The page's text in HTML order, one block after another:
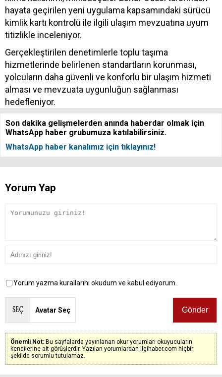
hayata geçirilen yeni uygulama kapsamındaki sürücü
kimlik kartı kontrolü ile ilgili ulaşım mevzuatına uyum
titizlikle inceleniyor.
Gerçekleştirilen denetimlerle toplu taşıma
hizmetlerinde belirlenen standartların korunması,
yolcuların daha güvenli ve konforlu bir ulaşım hizmeti
alması ve mevzuata uygunluğun sağlanması
hedefleniyor.
Son dakika gelişmelerden anında haberdar olmak için
WhatsApp haber grubumuza katılabilirsiniz.
WhatsApp haber kanalımız için tıklayınız!
Yorum Yap
Yorum yazma kurallarını okudum ve kabul ediyorum.
Avatar Seç
Önemli Not: Bu sayfalarda yayınlanan okur yorumları okuyucuların
kendilerine ait görüşlerdir. Yazılan yorumlardan ilgihaber.com hiçbir
şekilde sorumlu tutulamaz.